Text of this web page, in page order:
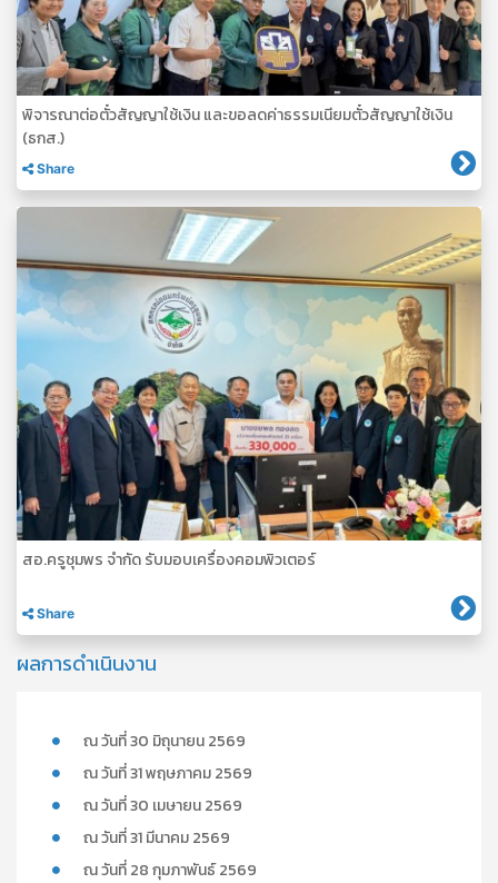
พิจารณาต่อตั๋วสัญญาใช้เงิน และขอลดค่าธรรมเนียมตั๋วสัญญาใช้เงิน
(ธกส.)
Share
สอ.ครูชุมพร จำกัด รับมอบเครื่องคอมพิวเตอร์
Share
ผลการดำเนินงาน
ณ วันที่ 30 มิถุนายน 2569
ณ วันที่ 31 พฤษภาคม 2569
ณ วันที่ 30 เมษายน 2569
ณ วันที่ 31 มีนาคม 2569
ณ วันที่ 28 กุมภาพันธ์ 2569